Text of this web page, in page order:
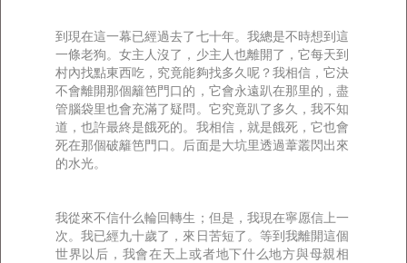
到現在這一幕已經過去了七十年。我總是不時想到這
一條老狗。女主人沒了，少主人也離開了，它每天到
村內找點東西吃，究竟能夠找多久呢？我相信，它決
不會離開那個籬笆門口的，它會永遠趴在那里的，盡
管腦袋里也會充滿了疑問。它究竟趴了多久，我不知
道，也許最終是餓死的。我相信，就是餓死，它也會
死在那個破籬笆門口。后面是大坑里透過葦叢閃出來
的水光。
我從來不信什么輪回轉生；但是，我現在寧愿信上一
次。我已經九十歲了，來日苦短了。等到我離開這個
世界以后，我會在天上或者地下什么地方與母親相